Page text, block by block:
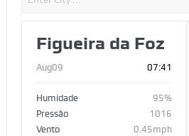
Figueira da Foz
Aug09 07:41
Humidade
95%
Pressão
1016
Vento
0.45mph